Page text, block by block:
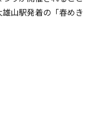
山駅発着の「春めき